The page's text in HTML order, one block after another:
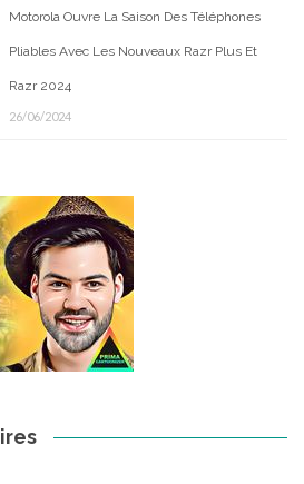
Motorola Ouvre La Saison Des Téléphones
Pliables Avec Les Nouveaux Razr Plus Et
Razr 2024
26/06/2024